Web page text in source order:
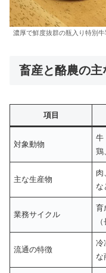
濃厚で鮮度抜群の瓶入り特別牛
畜産と酪農の主
項目
対象動物
牛
鶏
主な生産物
肉
な
業務サイクル
流通の特徴
冷
な